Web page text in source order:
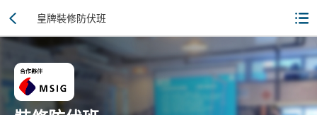
皇牌裝修防伏班